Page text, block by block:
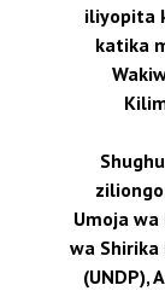
iliyopita
katika
Umoja
wa
(UNDP),